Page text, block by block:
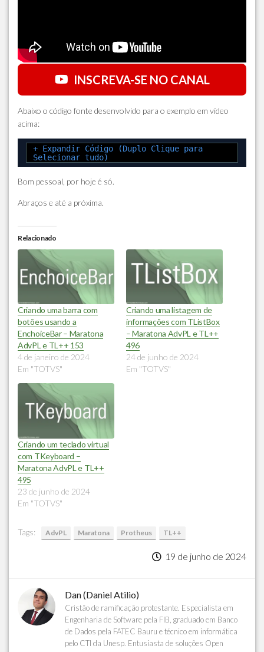
INSCREVA-SE NO CANAL
Abaixo o código fonte desenvolvido para o exemplo em vídeo
acima:
+ Expandir Código (Duplo Clique para
Selecionar tudo)
Bom pessoal, por hoje é só.
Abraços e até a próxima.
Relacionado
Criando uma barra com
botões usando a
EnchoiceBar – Maratona
AdvPL e TL++ 153
4 de janeiro de 2024
Em "TOTVS"
Criando uma listagem de
informações com TListBox
– Maratona AdvPL e TL++
496
24 de junho de 2024
Em "TOTVS"
Criando um teclado virtual
com TKeyboard –
Maratona AdvPL e TL++
495
23 de junho de 2024
Em "TOTVS"
Tags: AdvPL Maratona Protheus TL++
19 de junho de 2024
Dan (Daniel Atilio)
Cristão de ramificação protestante. Especialista em
Engenharia de Software pela FIB, graduado em Banco
de Dados pela FATEC Bauru e técnico em informática
pelo CTI da Unesp. Entusiasta de soluções Open